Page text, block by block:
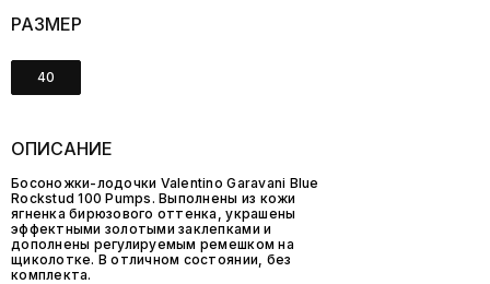
РАЗМЕР
40
ОПИСАНИЕ
Босоножки-лодочки Valentino Garavani Blue
Rockstud 100 Pumps. Выполнены из кожи
ягненка бирюзового оттенка, украшены
эффектными золотыми заклепками и
дополнены регулируемым ремешком на
щиколотке. В отличном состоянии, без
комплекта.